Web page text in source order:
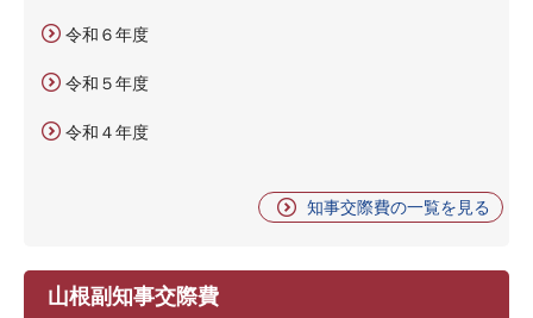
令和６年度
令和５年度
令和４年度
知事交際費の一覧を見る
山根副知事交際費